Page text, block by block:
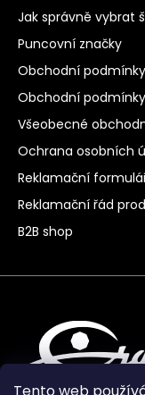
Jak správně vybrat
Puncovní značky
Obchodní
Obchodní
Všeobecné
Ochrana osobních
Reklamační
Reklamační řád
B2B shop